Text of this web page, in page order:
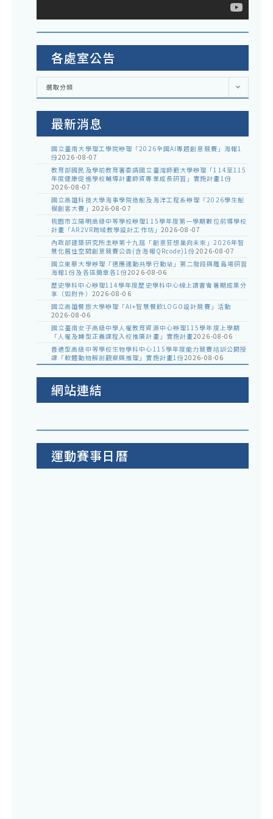
各處室公告
各
室
選取分類
最新消息
國立臺南大學理工學院辦理「2026全國AI專題創意競賽」海報1
份2026-08-07
教育部國民及學前教育署委請國立臺灣師範大學辦理「114至115
年度健康促進學校輔導計畫師資專業成長研習」實施計畫1份
2026-08-07
國立高雄科技大學海事學院造船及海洋工程系辦理「2026學生船
模創客大賽」 2026-08-07
桃園市立陽明高級中等學校辦理115學年度第一學期數位前導學校
計畫「AR2VR跨域教學設計工作坊」 2026-08-07
內政部建築研究所主辦第十九屆「創意狂想巢向未來」2026年智
慧化居住空間創意競賽公告(含海報QRcode)1份2026-08-07
國立東華大學辦理「適應運動共學行動站」第二階段與離島場研習
海報1份及各區簡章各1份2026-08-06
歷史學科中心辦理114學年度歷史學科中心線上讀書會暑期成果分
享（如附件） 2026-08-06
國立高雄餐旅大學辦理「AI+智慧餐飲LOGO設計競賽」活動
2026-08-06
國立臺南女子高級中學人權教育資源中心辦理115學年度上學期
「人權及轉型正義課程入校推廣計畫」實施計畫2026-08-06
普通型高級中等學校生物學科中心115學年度能力競賽培訓公開授
課「軟體動物解剖觀察與推理」實施計畫1份2026-08-06
網站連結
運動賽事日曆